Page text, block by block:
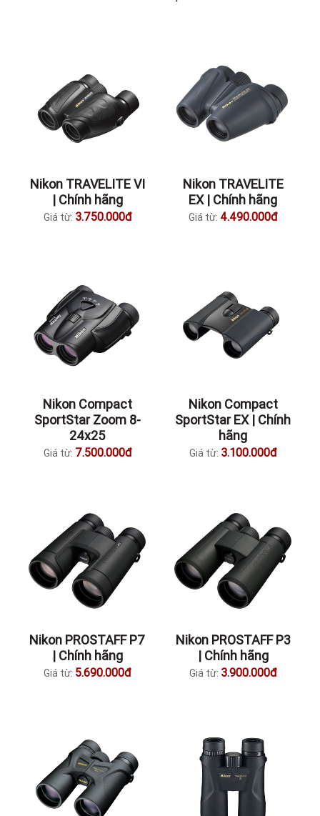
Nikon TRAVELITE VI
| Chính hãng
Giá từ: 3.750.000đ
Nikon TRAVELITE
EX | Chính hãng
Giá từ: 4.490.000đ
Nikon Compact
SportStar Zoom 8-
24x25
Giá từ: 7.500.000đ
Nikon Compact
SportStar EX | Chính
hãng
Giá từ: 3.100.000đ
Nikon PROSTAFF P7
| Chính hãng
Giá từ: 5.690.000đ
Nikon PROSTAFF P3
| Chính hãng
Giá từ: 3.900.000đ